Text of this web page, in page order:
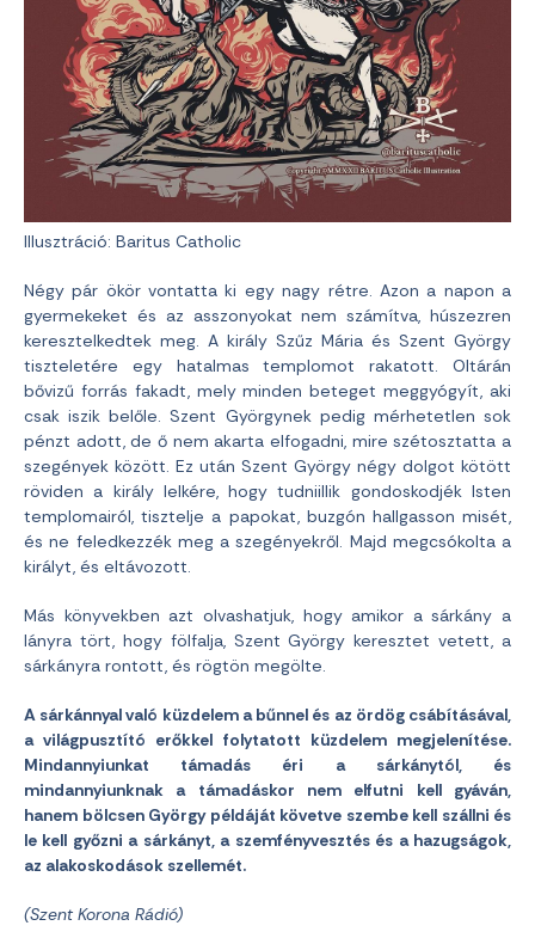
Illusztráció: Baritus Catholic
Négy pár ökör vontatta ki egy nagy rétre. Azon a napon a
gyermekeket és az asszonyokat nem számítva, húszezren
keresztelkedtek meg. A király Szűz Mária és Szent György
tiszteletére egy hatalmas templomot rakatott. Oltárán
bővizű forrás fakadt, mely minden beteget meggyógyít, aki
csak iszik belőle. Szent Györgynek pedig mérhetetlen sok
pénzt adott, de ő nem akarta elfogadni, mire szétosztatta a
szegények között. Ez után Szent György négy dolgot kötött
röviden a király lelkére, hogy tudniillik gondoskodjék Isten
templomairól, tisztelje a papokat, buzgón hallgasson misét,
és ne feledkezzék meg a szegényekről. Majd megcsókolta a
királyt, és eltávozott.
Más könyvekben azt olvashatjuk, hogy amikor a sárkány a
lányra tört, hogy fölfalja, Szent György keresztet vetett, a
sárkányra rontott, és rögtön megölte.
A sárkánnyal való küzdelem a bűnnel és az ördög csábításával,
a világpusztító erőkkel folytatott küzdelem megjelenítése.
Mindannyiunkat támadás éri a sárkánytól, és
mindannyiunknak a támadáskor nem elfutni kell gyáván,
hanem bölcsen György példáját követve szembe kell szállni és
le kell győzni a sárkányt, a szemfényvesztés és a hazugságok,
az alakoskodások szellemét.
(Szent Korona Rádió)